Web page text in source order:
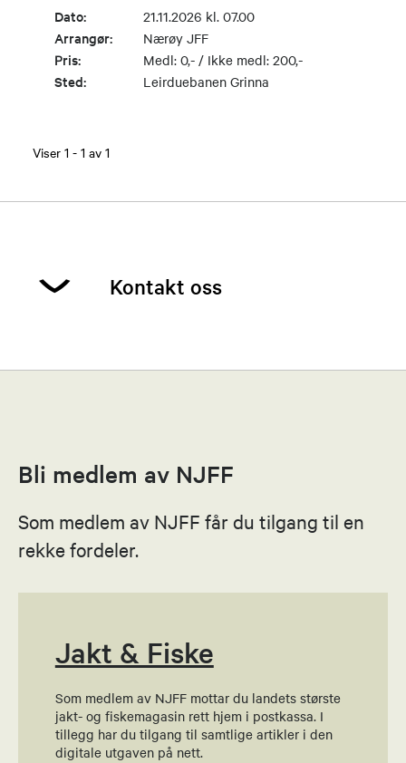
Dato: 21.11.2026 kl. 07.00
Arrangør: Nærøy JFF
Pris: Medl: 0,- / Ikke medl: 200,-
Sted: Leirduebanen Grinna
Viser 1 - 1 av 1
Kontakt oss
Send epost
Yngve Vikan
Send epost
Ådne Strøm
Styremedlem
Bli medlem av NJFF
Som medlem av NJFF får du tilgang til en
rekke fordeler.
Jakt & Fiske
Som medlem av NJFF mottar du landets største
jakt- og fiskemagasin rett hjem i postkassa. I
tillegg har du tilgang til samtlige artikler i den
digitale utgaven på nett.